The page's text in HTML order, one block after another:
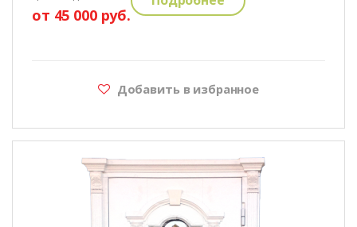
от 45 000 руб.
Добавить в избранное